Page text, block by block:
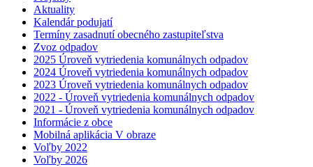
Aktuality
Kalendár podujatí
Termíny zasadnutí obecného zastupiteľstva
Zvoz odpadov
2025 Úroveň vytriedenia komunálnych odpadov
2024 Úroveň vytriedenia komunálnych odpadov
2023 Úroveň vytriedenia komunálnych odpadov
2022 - Úroveň vytriedenia komunálnych odpadov
2021 - Úroveň vytriedenia komunálnych odpadov
Informácie z obce
Mobilná aplikácia V obraze
Voľby 2022
Voľby 2026